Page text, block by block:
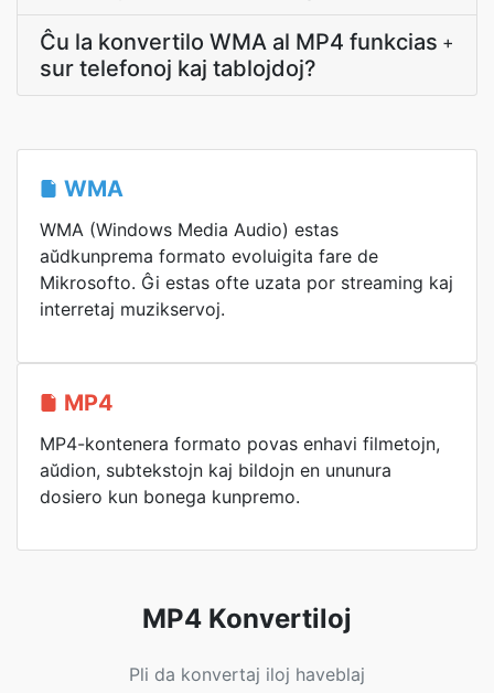
Ĉu la konvertilo WMA al MP4 funkcias
sur telefonoj kaj tablojdoj?
+
WMA
WMA (Windows Media Audio) estas
aŭdkunprema formato evoluigita fare de
Mikrosofto. Ĝi estas ofte uzata por streaming kaj
interretaj muzikservoj.
MP4
MP4-kontenera formato povas enhavi filmetojn,
aŭdion, subtekstojn kaj bildojn en ununura
dosiero kun bonega kunpremo.
MP4 Konvertiloj
Pli da konvertaj iloj haveblaj